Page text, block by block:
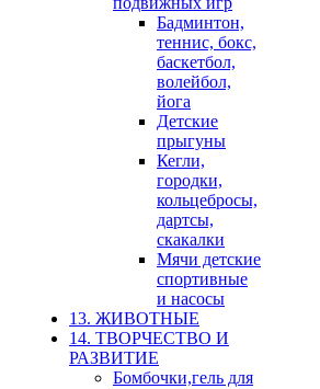
Бадминтон,
теннис, бокс,
баскетбол,
волейбол,
йога
Детские
прыгуны
Кегли,
городки,
кольцебросы,
дартсы,
скакалки
Мячи детские
спортивные
и насосы
13. ЖИВОТНЫЕ
14. ТВОРЧЕСТВО И
РАЗВИТИЕ
Бомбочки,гель для